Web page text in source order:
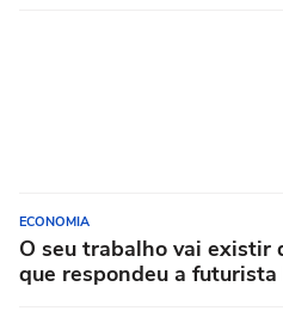
ECONOMIA
O seu trabalho vai existir
que respondeu a